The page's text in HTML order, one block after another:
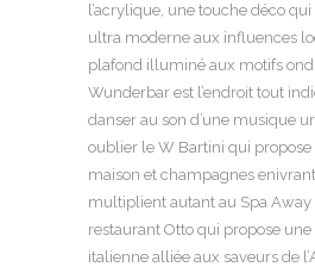
l’acrylique, une touche déco
ultra moderne aux influences
plafond illuminé aux motifs
Wunderbar est l’endroit tout
danser au son d’une musique
oublier le W Bartini qui
maison et champagnes
multiplient autant au Spa Away
restaurant Otto qui propose
italienne alliée aux saveurs de